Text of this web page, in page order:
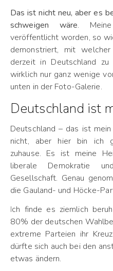
Das ist nicht neu, aber es
schweigen wäre.
veröffentlicht worden, so
demonstriert, mit
derzeit in Deutschland
wirklich nur ganz wenige
unten in der Foto-Galerie.
Deutschland ist
Deutschland – das ist
nicht, aber hier bin ich
zuhause. Es ist meine
liberale Demokratie
Gesellschaft. Genau
die Gauland- und Höcke-
Ich finde es ziemlich beruhigend, dass immer noch gut
80% der deutschen
extreme Parteien ihr
dürfte sich auch bei den
etwas ändern.